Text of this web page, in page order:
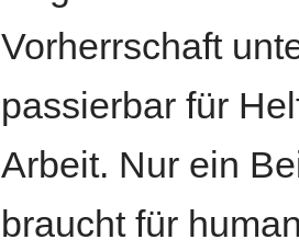
Vorherrschaft
passierbar für
Arbeit. Nur ein
braucht für